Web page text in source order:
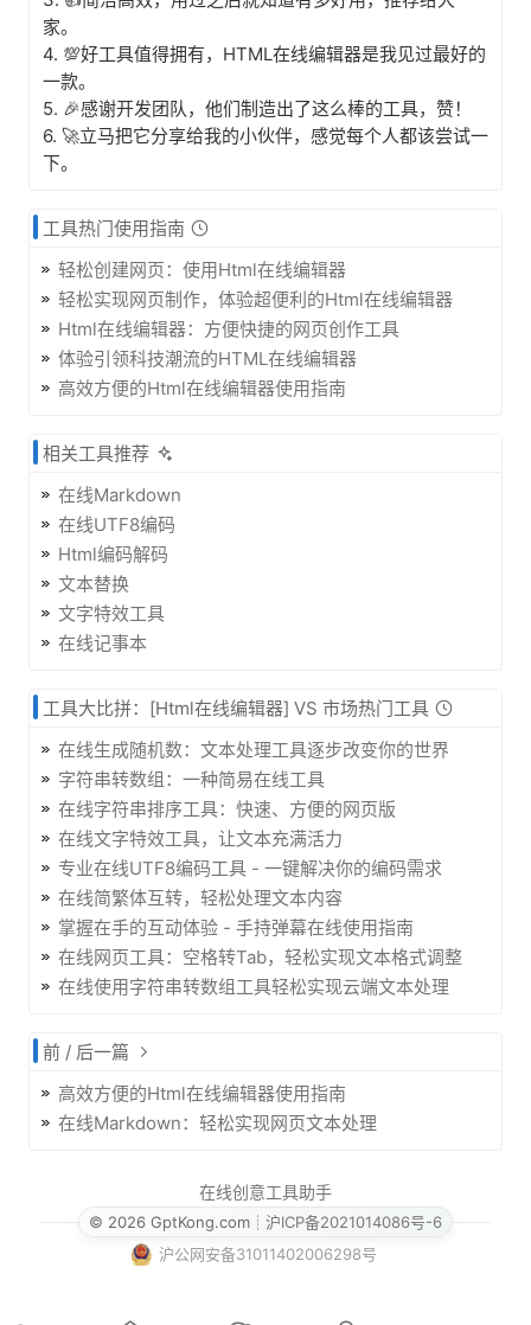
家。
4. 💯好工具值得拥有，HTML在线编辑器是我见过最好的
一款。
5. 🎉感谢开发团队，他们制造出了这么棒的工具，赞！
6. 🚀立马把它分享给我的小伙伴，感觉每个人都该尝试一
下。
工具热门使用指南
轻松创建网页：使用Html在线编辑器
轻松实现网页制作，体验超便利的Html在线编辑器
Html在线编辑器：方便快捷的网页创作工具
体验引领科技潮流的HTML在线编辑器
高效方便的Html在线编辑器使用指南
相关工具推荐
在线Markdown
在线UTF8编码
Html编码解码
文本替换
文字特效工具
在线记事本
工具大比拼：[Html在线编辑器] VS 市场热门工具
在线生成随机数：文本处理工具逐步改变你的世界
字符串转数组：一种简易在线工具
在线字符串排序工具：快速、方便的网页版
在线文字特效工具，让文本充满活力
专业在线UTF8编码工具 - 一键解决你的编码需求
在线简繁体互转，轻松处理文本内容
掌握在手的互动体验 - 手持弹幕在线使用指南
在线网页工具：空格转Tab，轻松实现文本格式调整
在线使用字符串转数组工具轻松实现云端文本处理
前 / 后一篇
高效方便的Html在线编辑器使用指南
在线Markdown：轻松实现网页文本处理
在线创意工具助手
© 2026 GptKong.com ┊ 沪ICP备2021014086号-6
沪公网安备31011402006298号